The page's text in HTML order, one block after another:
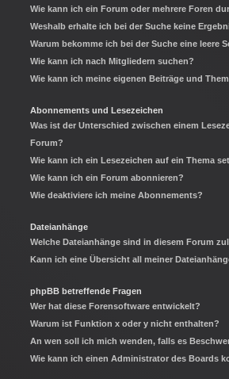
Wie kann ich ein Forum oder mehrere Foren
Weshalb erhalte ich bei der Suche keine
Warum bekomme ich bei der Suche eine leere
Wie kann ich nach Mitgliedern suchen?
Wie kann ich meine eigenen Beiträge und
Abonnements und Lesezeichen
Was ist der Unterschied zwischen einem
Forum?
Wie kann ich ein Lesezeichen auf ein Thema
Wie kann ich ein Forum abonnieren?
Wie deaktiviere ich meine Abonnements?
Dateianhänge
Welche Dateianhänge sind in diesem Forum
Kann ich eine Übersicht all meiner
phpBB betreffende Fragen
Wer hat diese Forensoftware entwickelt?
Warum ist Funktion x oder y nicht enthalten?
An wen soll ich mich wenden, falls es
Wie kann ich einen Administrator des Boards